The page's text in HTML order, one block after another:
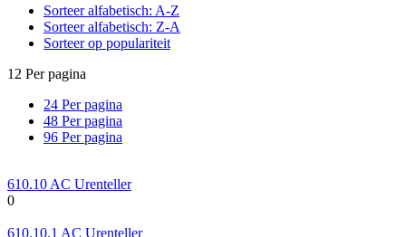
Sorteer alfabetisch: A-Z
Sorteer alfabetisch: Z-A
Sorteer op populariteit
12 Per pagina
24 Per pagina
48 Per pagina
96 Per pagina
610.10 AC Urenteller
0
610.10.1 AC Urenteller